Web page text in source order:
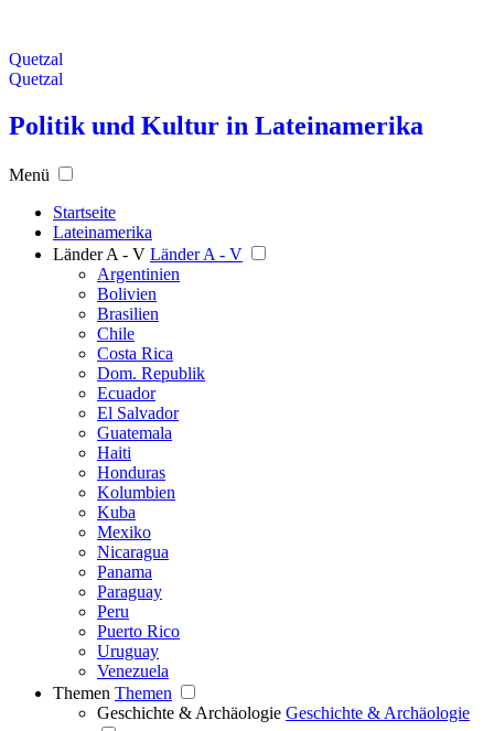
Quetzal
Quetzal
Politik und Kultur in Lateinamerika
Menü
Startseite
Lateinamerika
Länder A - V Länder A - V
Argentinien
Bolivien
Brasilien
Chile
Costa Rica
Dom. Republik
Ecuador
El Salvador
Guatemala
Haiti
Honduras
Kolumbien
Kuba
Mexiko
Nicaragua
Panama
Paraguay
Peru
Puerto Rico
Uruguay
Venezuela
Themen Themen
Geschichte & Archäologie Geschichte & Archäologie